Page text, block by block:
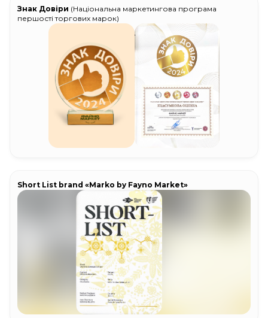
Знак Довіри (Національна маркетингова програма
першості торгових марок)
Short List brand «Marko by Fayno Market»